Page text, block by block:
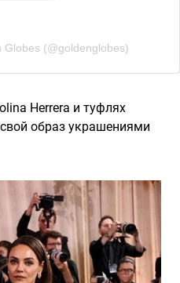
(@goldenglobes)
Herrera и туфлях
образ украшениями